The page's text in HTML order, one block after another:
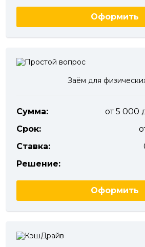
Оформить
Заём для
Сумма:
от 5 000
Срок:
Ставка:
Решение:
Оформить